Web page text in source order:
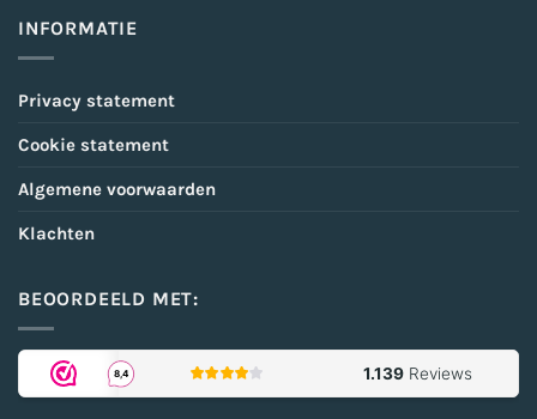
INFORMATIE
Privacy statement
Cookie statement
Algemene voorwaarden
Klachten
BEOORDEELD MET: